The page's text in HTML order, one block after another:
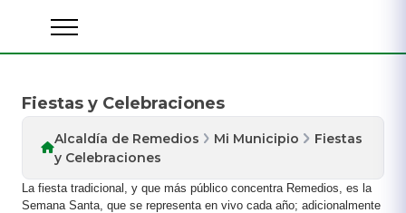
Fiestas y Celebraciones
Alcaldía de Remedios Mi Municipio
Fiestas
y Celebraciones
La fiesta tradicional, y que más público concentra Remedios, es la
Semana Santa, que se representa en vivo cada año; adicionalmente